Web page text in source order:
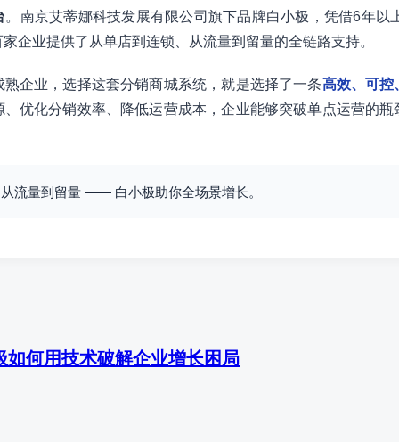
。南京艾蒂娜科技发展有限公司旗下品牌白小极，凭借6年以
企业提供了从单店到连锁、从流量到留量的全链路支持。
企业，选择这套分销商城系统，就是选择了一条高效、可控
优化分销效率、降低运营成本，企业能够突破单点运营的
流量到留量 —— 白小极助你全场景增长。
如何用技术破解企业增长困局